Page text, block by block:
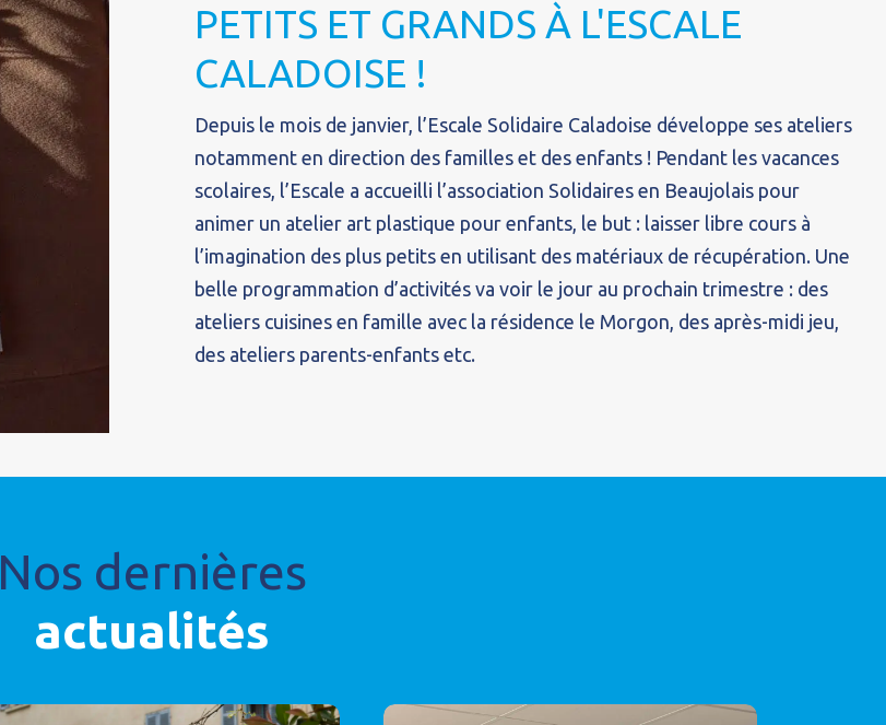
PETITS ET GRANDS À L'ESCALE
CALADOISE !
Depuis le mois de janvier, l’Escale Solidaire Caladoise développe ses ateliers
notamment en direction des familles et des enfants ! Pendant les vacances
scolaires, l’Escale a accueilli l’association Solidaires en Beaujolais pour
animer un atelier art plastique pour enfants, le but : laisser libre cours à
l’imagination des plus petits en utilisant des matériaux de récupération. Une
belle programmation d’activités va voir le jour au prochain trimestre : des
ateliers cuisines en famille avec la résidence le Morgon, des après-midi jeu,
des ateliers parents-enfants etc.
Nos dernières
actualités